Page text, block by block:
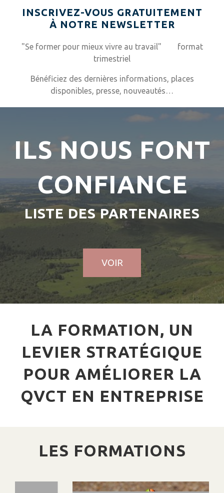
INSCRIVEZ-VOUS GRATUITEMENT
À NOTRE NEWSLETTER
"Se former pour mieux vivre au travail" format
trimestriel
Bénéficiez des dernières informations, places
disponibles, presse, nouveautés…
ILS NOUS FONT
CONFIANCE
LISTE DES PARTENAIRES
VOIR
LA FORMATION, UN
LEVIER STRATÉGIQUE
POUR AMÉLIORER LA
QVCT EN ENTREPRISE
LES FORMATIONS